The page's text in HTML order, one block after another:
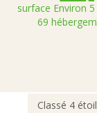
surface Environ
69
Classé 4